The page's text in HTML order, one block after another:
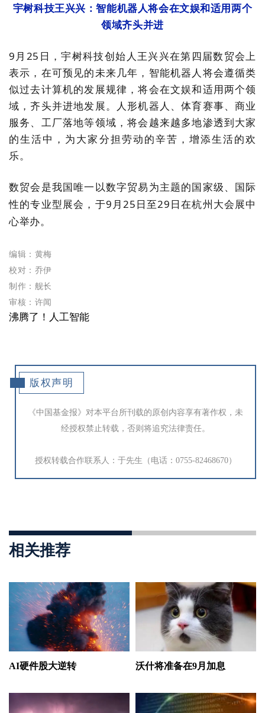
宇树科技王兴兴：智能机器人将会在文娱和适用两个
领域齐头并进
9 月 25 日，宇树科技创始人王兴兴在第四届数贸会上
表示，在可预见的未来几年，智能机器人将会遵循类
似过去计算机的发展规律，将会在文娱和适用两个领
域，齐头并进地发展。人形机器人、体育赛事、商业
服务、工厂落地等领域，将会越来越多地渗透到大家
的生活中，为大家分担劳动的辛苦，增添生活的欢
乐。
数贸会是我国唯一以数字贸易为主题的国家级、国际
性的专业型展会，于9 月25日至29日在杭州大会展中
心举办。
编辑：黄梅
校对：乔伊
制作：舰长
审核：许闻
沸腾了！人工智能
版权声明
《中国基金报》对本平台所刊载的原创内容享有著作权，未
经授权禁止转载，否则将追究法律责任。
授权转载合作联系人：于先生（电话：0755-82468670）
相关推荐
AI硬件股大逆转 沃什将准备在9月加息